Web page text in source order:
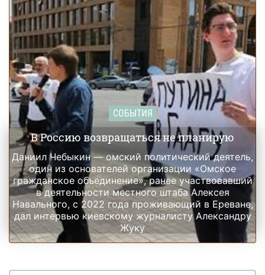
СОБЫТИЯ
В Россию возвращаться не планирую
Даниил Чебыкин — омский политический деятель,
один из основателей организации «Омское
гражданское объединение», ранее участвовавший
в деятельности местного штаба Алексея
Навального, с 2022 года проживающий в Ереване,
дал интервью киевскому журналисту Александру
Жуку